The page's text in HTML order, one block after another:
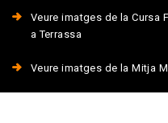
Veure imatges de la Cursa
a Terrassa
Veure imatges de la Mitja